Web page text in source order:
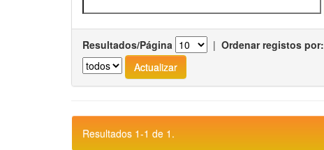
Resultados/Página | Ordenar registos por:
Resultados 1-1 de 1.